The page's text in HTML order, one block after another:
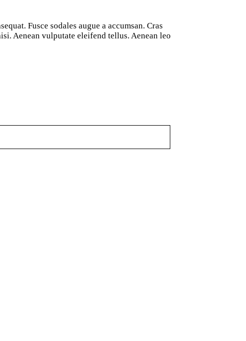
Fusce sodales augue a accumsan. Cras
Aenean vulputate eleifend tellus. Aenean leo